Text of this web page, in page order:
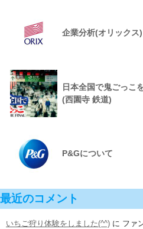
企業分析(オリックス)
日本全国で鬼ごっこ
(西園寺 鉄道)
P&Gについて
最近のコメント
いちご狩り体験をしました(^^) に ファ